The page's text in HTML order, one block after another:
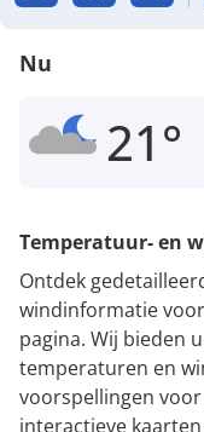
Nu
21°
Temperatuur- en
Ontdek
windinformatie
pagina. Wij bieden
temperaturen en
voorspellingen
interactieve